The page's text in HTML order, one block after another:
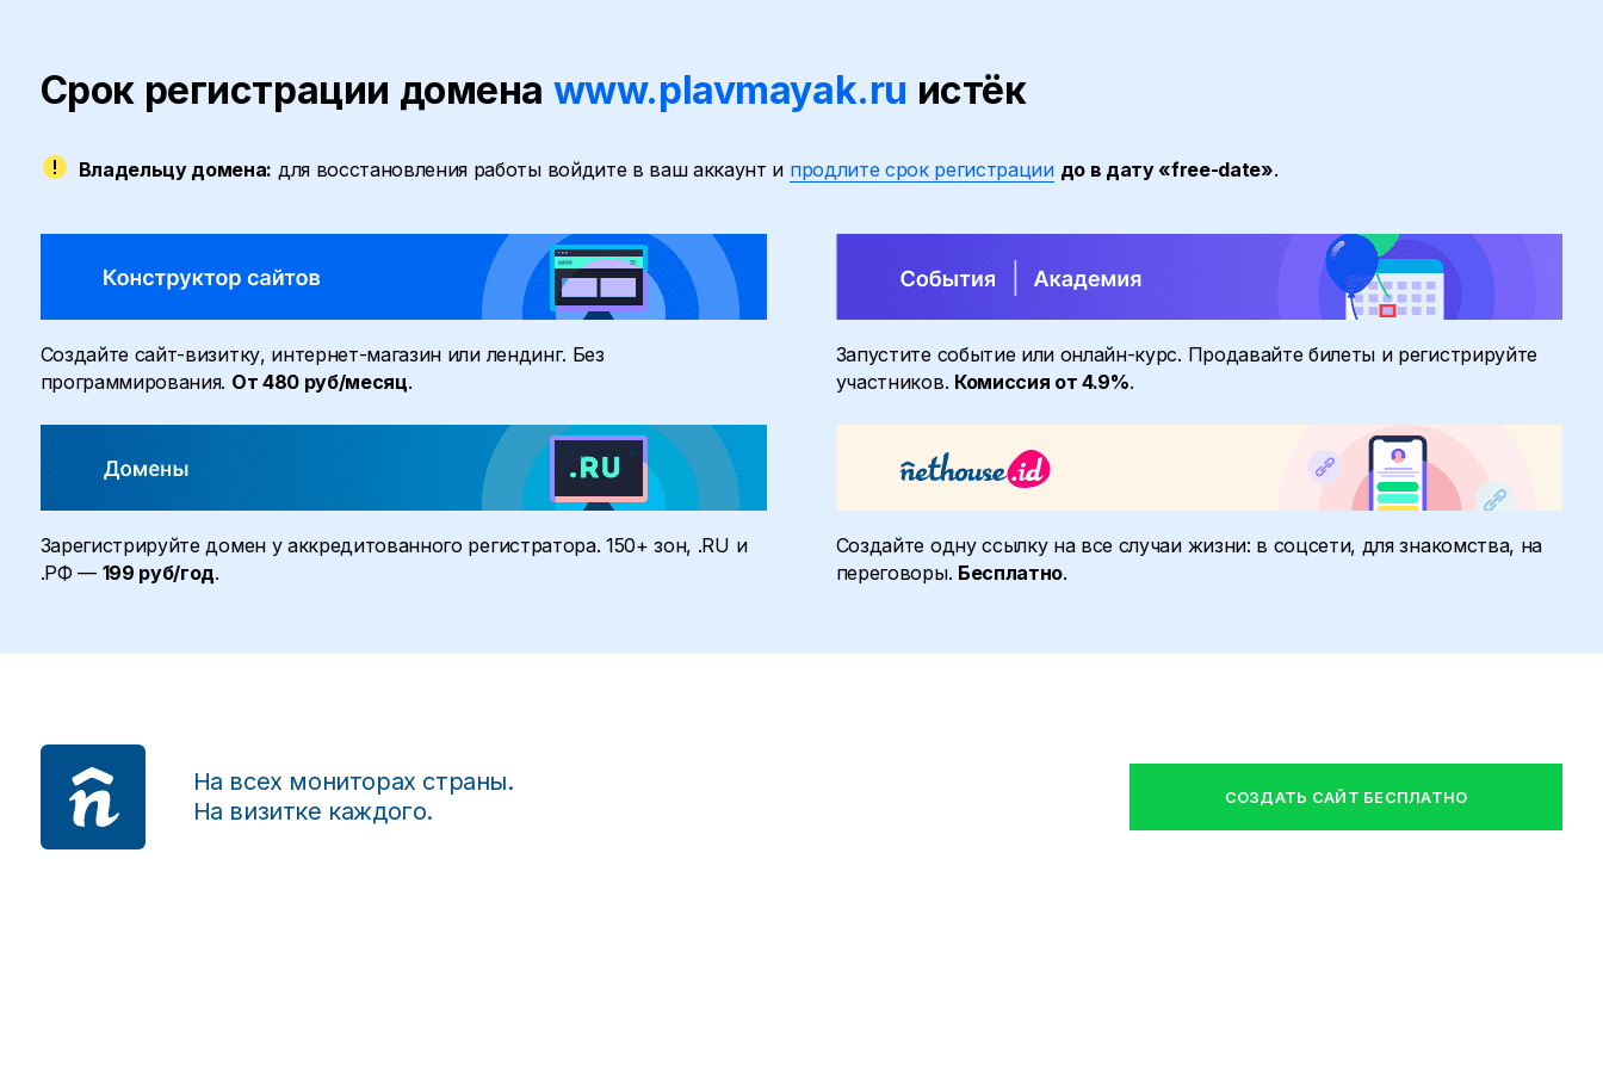
Срок регистрации домена www.plavmayak.ru истёк
Владельцу домена: для восстановления работы войдите в ваш аккаунт и продлите срок регистрации до в дату «free-date».
Создайте сайт-визитку, интернет-магазин или лендинг. Без
программирования. От 480 руб/месяц.
Запустите событие или онлайн-курс. Продавайте билеты и регистрируйте
участников. Комиссия от 4.9%.
Зарегистрируйте домен у аккредитованного регистратора. 150+ зон, .RU и
.РФ — 199 руб/год.
Создайте одну ссылку на все случаи жизни: в соцсети, для знакомства, на
переговоры. Бесплатно.
На всех мониторах страны.
На визитке каждого.
СОЗДАТЬ САЙТ БЕСПЛАТНО